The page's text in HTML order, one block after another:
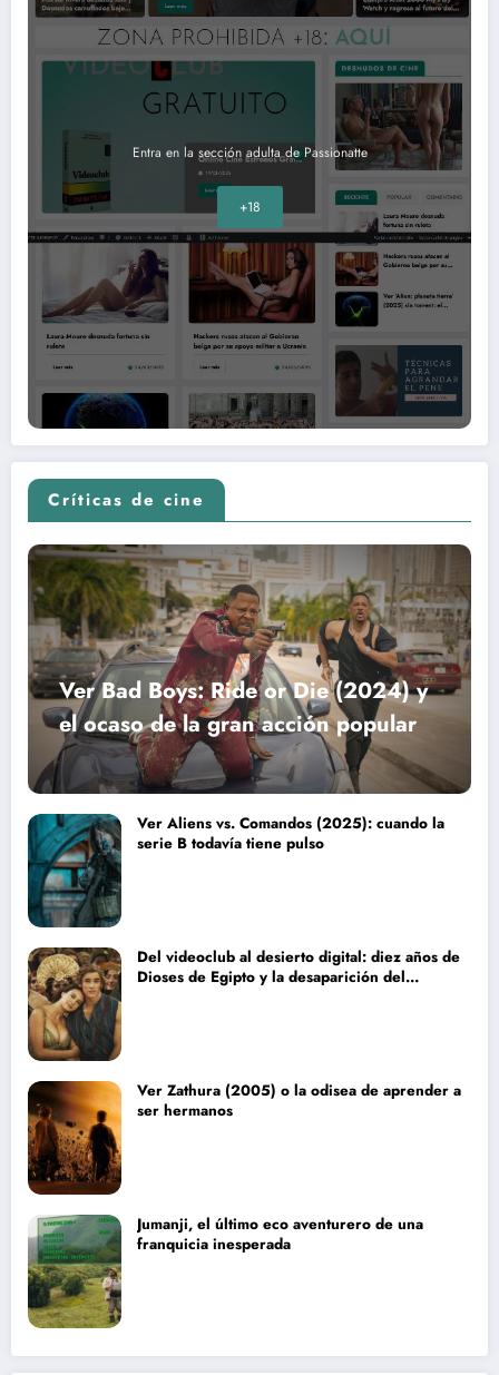
Entra en la sección adulta de Passionatte
+18
Críticas de cine
Ver Bad Boys: Ride or Die (2024) y
el ocaso de la gran acción popular
Ver Aliens vs. Comandos (2025): cuando la
serie B todavía tiene pulso
Del videoclub al desierto digital: diez años de
Dioses de Egipto y la desaparición del
Ver Zathura (2005) o la odisea de aprender a
ser hermanos
Jumanji, el último eco aventurero de una
franquicia inesperada